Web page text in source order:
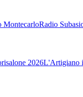
MontecarloRadio
2026L'Artigiano